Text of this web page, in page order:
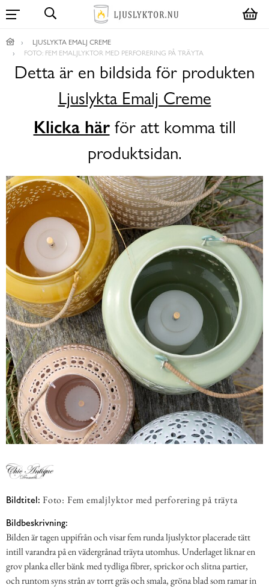
LJUSLYKTA EMALJ CREME
FOTO: FEM EMALJLYKTOR MED PERFORERING PÅ TRÄYTA
Detta är en bildsida för produkten
Ljuslykta Emalj Creme
Klicka härför att komma till
produktsidan.
Bildtitel: Foto: Fem emaljlyktor med perforering på träyta
Bildbeskrivning:
Bilden är tagen uppifrån och visar fem runda ljuslyktor placerade tätt
intill varandra på en vädergrånad träyta utomhus. Underlaget liknar en
grov planka eller bänk med tydliga fibrer, sprickor och slitna partier,
och runtom syns strån av torrt gräs och smala, gröna blad som ramar in